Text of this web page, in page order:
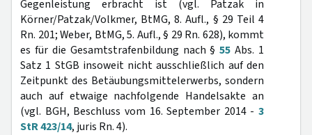
Gegenleistung erbracht ist (vgl. Patzak in
Körner/Patzak/Volkmer, BtMG, 8. Aufl., § 29 Teil 4
Rn. 201; Weber, BtMG, 5. Aufl., § 29 Rn. 628), kommt
es für die Gesamtstrafenbildung nach §55 Abs. 1
Satz 1 StGB insoweit nicht ausschließlich auf den
Zeitpunkt des Betäubungsmittelerwerbs, sondern
auch auf etwaige nachfolgende Handelsakte an
(vgl. BGH, Beschluss vom 16. September 2014 - 3
StR 423/14, juris Rn. 4).